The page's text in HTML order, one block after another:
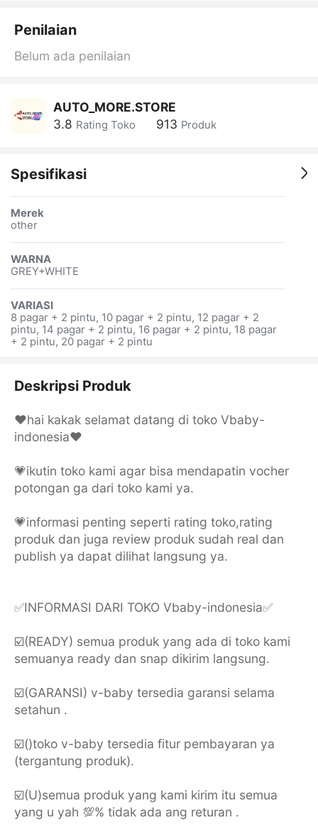
Penilaian
Belum ada penilaian
AUTO_MORE.STORE
3.8 Rating Toko 913 Produk
Spesifikasi
Merek
other
WARNA
GREY+WHITE
VARIASI
8 pagar + 2 pintu, 10 pagar + 2 pintu, 12 pagar + 2
pintu, 14 pagar + 2 pintu, 16 pagar + 2 pintu, 18 pagar
+ 2 pintu, 20 pagar + 2 pintu
Deskripsi Produk
❤️hai kakak selamat datang di toko Vbaby-
indonesia❤️
💗ikutin toko kami agar bisa mendapatin vocher
potongan ga dari toko kami ya.
💗informasi penting seperti rating toko,rating
produk dan juga review produk sudah real dan
publish ya dapat dilihat langsung ya.
✅INFORMASI DARI TOKO Vbaby-indonesia✅
☑️(READY) semua produk yang ada di toko kami
semuanya ready dan snap dikirim langsung.
☑️(GARANSI) v-baby tersedia garansi selama
setahun .
☑️()toko v-baby tersedia fitur pembayaran ya
(tergantung produk).
☑️(U)semua produk yang kami kirim itu semua
yang u yah 💯% tidak ada ang returan .